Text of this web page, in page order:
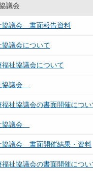
議会
協議会 書面報告資料
議会について
祉協議会について
協議会
祉協議会の書面開催につい
協議会
協議会 書面開催結果・資料
祉協議会の書面開催につい